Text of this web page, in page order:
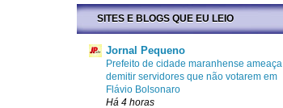
SITES E BLOGS QUE EU LEIO
Jornal Pequeno
Prefeito de cidade maranhense ameaça
demitir servidores que não votarem em
Flávio Bolsonaro
Há 4 horas